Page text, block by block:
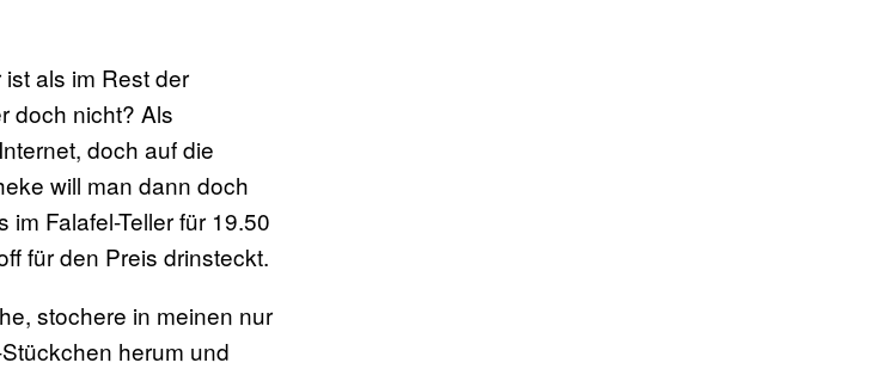
als im Rest der
doch nicht? Als
doch auf die
will man dann doch
Falafel-Teller für 19.50
für den Preis drinsteckt.
stochere in meinen nur
herum und